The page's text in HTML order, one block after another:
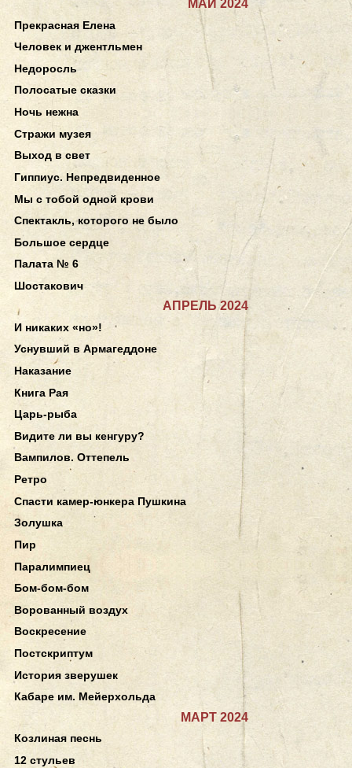
МАЙ 2024
Прекрасная Елена
Человек и джентльмен
Недоросль
Полосатые сказки
Ночь нежна
Стражи музея
Выход в свет
Гиппиус. Непредвиденное
Мы с тобой одной крови
Спектакль, которого не было
Большое сердце
Палата № 6
Шостакович
АПРЕЛЬ 2024
И никаких «но»!
Уснувший в Армагеддоне
Наказание
Книга Рая
Царь-рыба
Видите ли вы кенгуру?
Вампилов. Оттепель
Ретро
Спасти камер-юнкера Пушкина
Золушка
Пир
Паралимпиец
Бом-бом-бом
Ворованный воздух
Воскресение
Постскриптум
История зверушек
Кабаре им. Мейерхольда
МАРТ 2024
Козлиная песнь
12 стульев